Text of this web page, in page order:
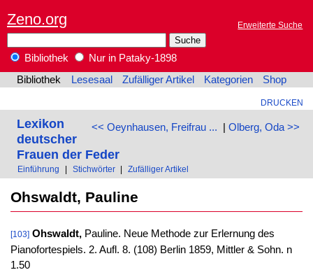
Zeno.org Erweiterte Suche
Bibliothek
Nur in Pataky-1898
Bibliothek
Lesesaal Zufälliger Artikel Kategorien Shop
DRUCKEN
<< Oeynhausen, Freifrau ... | Olberg, Oda >>
Lexikon
deutscher
Frauen der Feder
Einführung Stichwörter Zufälliger Artikel
Ohswaldt, Pauline
[103] Ohswaldt,Pauline. Neue Methode zur Erlernung des
Pianofortespiels. 2. Aufl. 8. (108) Berlin 1859, Mittler & Sohn. n
1.50